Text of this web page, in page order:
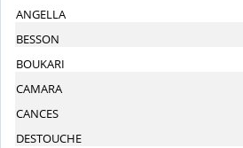
ANGELLA
BESSON
BOUKARI
CAMARA
CANCES
DESTOUCHE